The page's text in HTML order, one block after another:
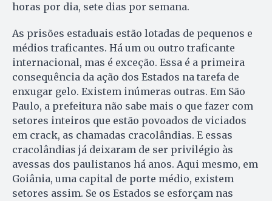
horas por dia, sete dias por semana.
As prisões estaduais estão lotadas de pequenos e
médios traficantes. Há um ou outro traficante
internacional, mas é exceção. Essa é a primeira
consequência da ação dos Estados na tarefa de
enxugar gelo. Existem inúmeras outras. Em São
Paulo, a prefeitura não sabe mais o que fazer com
setores inteiros que estão povoados de viciados
em crack, as chamadas cracolândias. E essas
cracolândias já deixaram de ser privilégio às
avessas dos paulistanos há anos. Aqui mesmo, em
Goiânia, uma capital de porte médio, existem
setores assim. Se os Estados se esforçam nas